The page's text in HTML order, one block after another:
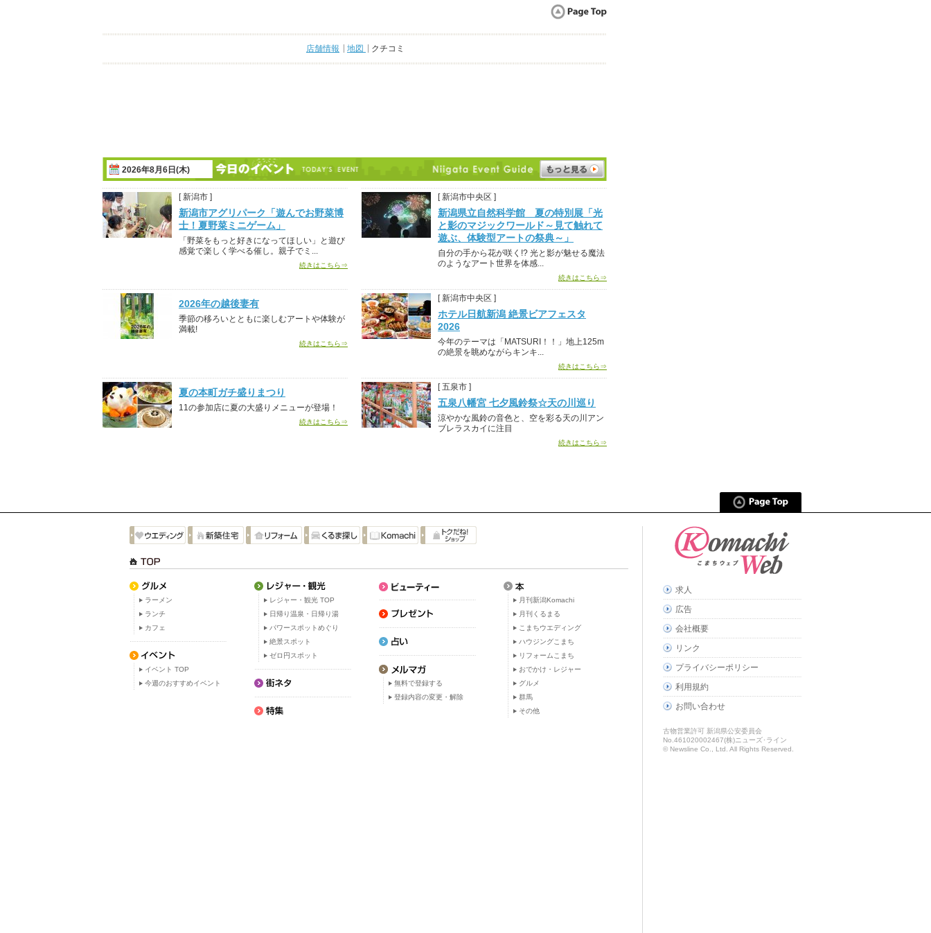
店舗情報 地図 クチコミ
2026年8月6日(木)
[ 新潟市 ]
新潟市アグリパーク「遊んでお野菜博
士！夏野菜ミニゲーム」
「野菜をもっと好きになってほしい」と遊び
感覚で楽しく学べる催し。親子でミ...
続きはこちら⇒
[ 新潟市中央区 ]
新潟県立自然科学館 夏の特別展「光
と影のマジックワールド～見て触れて
遊ぶ、体験型アートの祭典～」
自分の手から花が咲く!? 光と影が魅せる魔法
のようなアート世界を体感...
続きはこちら⇒
2026年の越後妻有
季節の移ろいとともに楽しむアートや体験が
満載!
続きはこちら⇒
[ 新潟市中央区 ]
ホテル日航新潟 絶景ビアフェスタ
2026
今年のテーマは「MATSURI！！」地上125m
の絶景を眺めながらキンキ...
続きはこちら⇒
夏の本町ガチ盛りまつり
11の参加店に夏の大盛りメニューが登場！
続きはこちら⇒
[ 五泉市 ]
五泉八幡宮 七夕風鈴祭☆天の川巡り
涼やかな風鈴の音色と、空を彩る天の川アン
ブレラスカイに注目
続きはこちら⇒
ラーメン
ランチ
カフェ
イベント TOP
今週のおすすめイベント
レジャー・観光 TOP
日帰り温泉・日帰り湯
パワースポットめぐり
絶景スポット
ゼロ円スポット
無料で登録する
登録内容の変更・解除
月刊新潟Komachi
月刊くるまる
こまちウエディング
ハウジングこまち
リフォームこまち
おでかけ・レジャー
グルメ
群馬
その他
求人
広告
会社概要
リンク
プライバシーポリシー
利用規約
お問い合わせ
古物営業許可 新潟県公安委員会
No.461020002467(株)ニューズ･ライン
© Newsline Co., Ltd. All Rights Reserved.